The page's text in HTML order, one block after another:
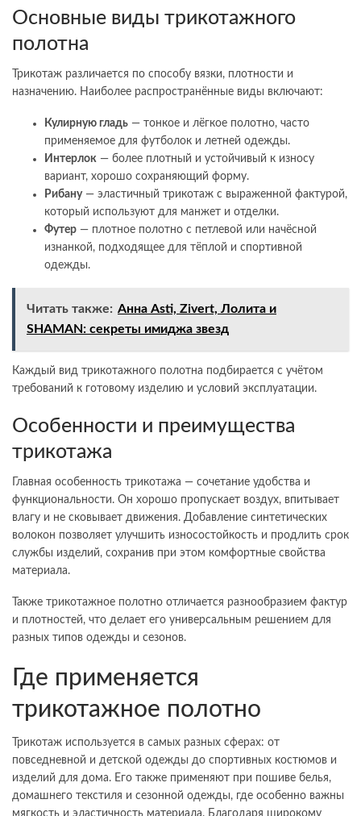
Основные виды трикотажного
полотна
Трикотаж различается по способу вязки, плотности и
назначению. Наиболее распространённые виды включают:
Кулирную гладь — тонкое и лёгкое полотно, часто
применяемое для футболок и летней одежды.
Интерлок — более плотный и устойчивый к износу
вариант, хорошо сохраняющий форму.
Рибану— эластичный трикотаж с выраженной фактурой,
который используют для манжет и отделки.
Футер — плотное полотно с петлевой или начёсной
изнанкой, подходящее для тёплой и спортивной
одежды.
Читать также: Анна Asti, Zivert, Лолита и
SHAMAN: секреты имиджа звезд
Каждый вид трикотажного полотна подбирается с учётом
требований к готовому изделию и условий эксплуатации.
Особенности и преимущества
трикотажа
Главная особенность трикотажа — сочетание удобства и
функциональности. Он хорошо пропускает воздух, впитывает
влагу и не сковывает движения. Добавление синтетических
волокон позволяет улучшить износостойкость и продлить срок
службы изделий, сохранив при этом комфортные свойства
материала.
Также трикотажное полотно отличается разнообразием фактур
и плотностей, что делает его универсальным решением для
разных типов одежды и сезонов.
Где применяется
трикотажное полотно
Трикотаж используется в самых разных сферах: от
повседневной и детской одежды до спортивных костюмов и
изделий для дома. Его также применяют при пошиве белья,
домашнего текстиля и сезонной одежды, где особенно важны
мягкость и эластичность материала. Благодаря широкому